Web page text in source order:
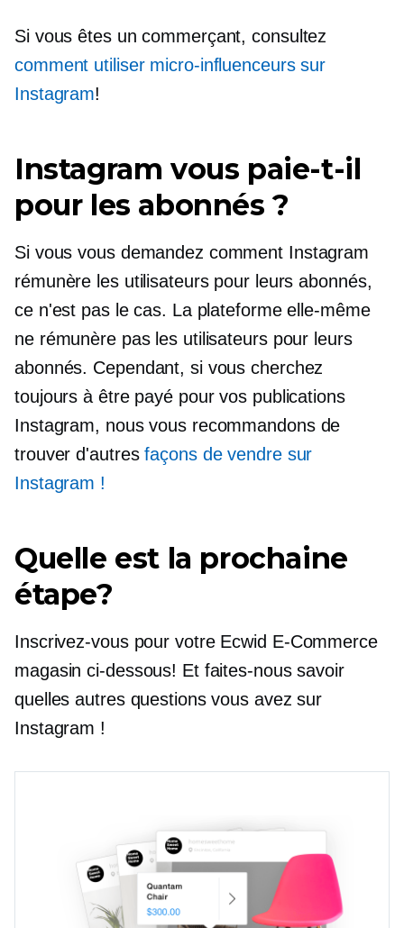
Si vous êtes un commerçant, consultez
comment utiliser micro-influenceurssur
Instagram!
Instagram vous paie-t-il
pour les abonnés ?
Si vous vous demandez comment Instagram
rémunère les utilisateurs pour leurs abonnés,
ce n'est pas le cas. La plateforme elle-même
ne rémunère pas les utilisateurs pour leurs
abonnés. Cependant, si vous cherchez
toujours à être payé pour vos publications
Instagram, nous vous recommandons de
trouver d'autresfaçons de vendre sur
Instagram !
Quelle est la prochaine
étape?
Inscrivez-vous pour votre Ecwid E-Commerce
magasin ci-dessous! Et faites-nous savoir
quelles autres questions vous avez sur
Instagram !